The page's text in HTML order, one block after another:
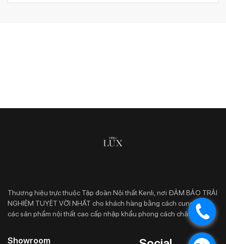
Thương hiệu trực thuộc Tập đoàn Nội thất Kenli, nơi ĐẢM BẢO TRẢI
NGHIỆM TUYỆT VỜI NHẤT cho khách hàng bằng cách cung cấp
các sản phẩm nội thất cao cấp nhập khẩu phong cách châu Âu.
Showroom